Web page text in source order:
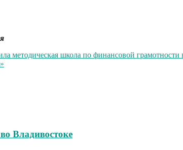
методическая школа по финансовой грамотности
Владивостоке